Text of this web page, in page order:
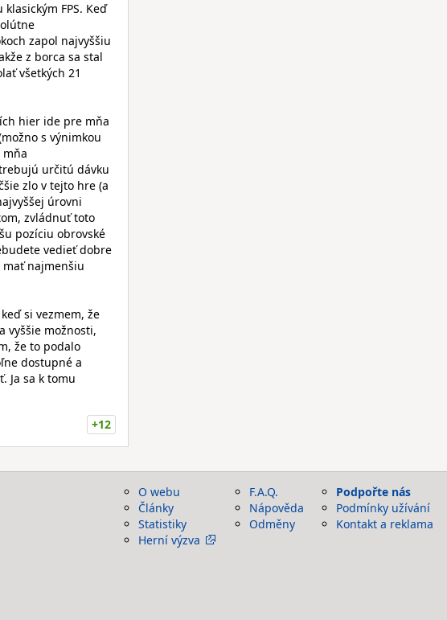
FPS. Keď
zapol najvyššiu
z borca sa stal
všetkých 21
hier ide pre mňa
s výnimkou
určitú dávku
zlo v tejto hre (a
úrovni
zvládnuť toto
pozíciu obrovské
vedieť dobre
najmenšiu
si vezmem, že
vyššie možnosti,
že to podalo
dostupné a
Ja sa k tomu
+12
O webu
Články
Statistiky
Herní výzva
F.A.Q.
Nápověda
Odměny
Podpořte nás
Podmínky užívání
Kontakt a reklama